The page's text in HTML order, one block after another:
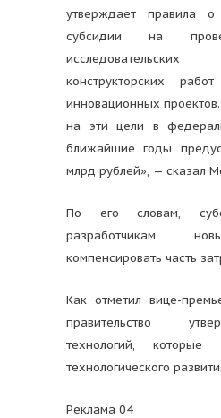
утверждает правила
субсидии на
конструкторских
инновационных
на эти цели в
ближайшие годы
млрд рублей», — сказал
По его словам,
разработчикам
компенсировать часть
Как отметил вице-
правительство
технологий,
технологического
Реклама 04